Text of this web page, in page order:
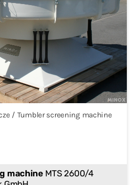
/ Tumbler screening machine
machineMTS 2600/4